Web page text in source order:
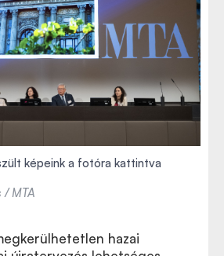
képeink a fotóra kattintva
/ MTA
hazai